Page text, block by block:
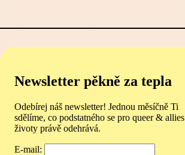
Newsletter pěkně za tepla
Odebírej náš newsletter! Jednou měsíčně Ti
sdělíme, co podstatného se pro queer & allies
životy právě odehrává.
E-mail: